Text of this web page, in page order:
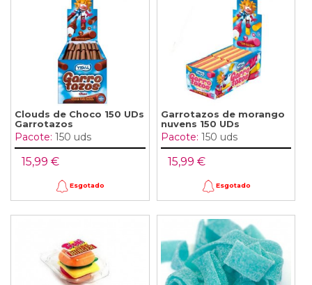
Clouds de Choco 150 UDs
Garrotazos
Pacote: 150 uds
15,99 €
Esgotado
Garrotazos de morango
nuvens 150 UDs
Pacote: 150 uds
15,99 €
Esgotado